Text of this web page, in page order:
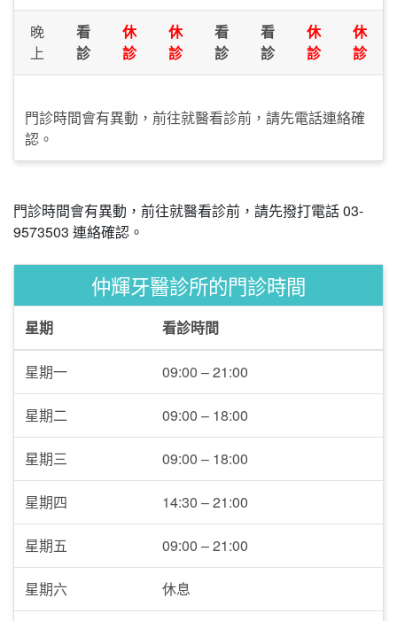
晚
上
看
診
休
診
休
診
看
診
看
診
休
診
休
診
門診時間會有異動，前往就醫看診前，請先電話連絡確
認。
門診時間會有異動，前往就醫看診前，請先撥打電話 03-
9573503 連絡確認。
仲輝牙醫診所的門診時間
星期 看診時間
星期一 09:00 – 21:00
星期二 09:00 – 18:00
星期三 09:00 – 18:00
星期四 14:30 – 21:00
星期五 09:00 – 21:00
星期六 休息